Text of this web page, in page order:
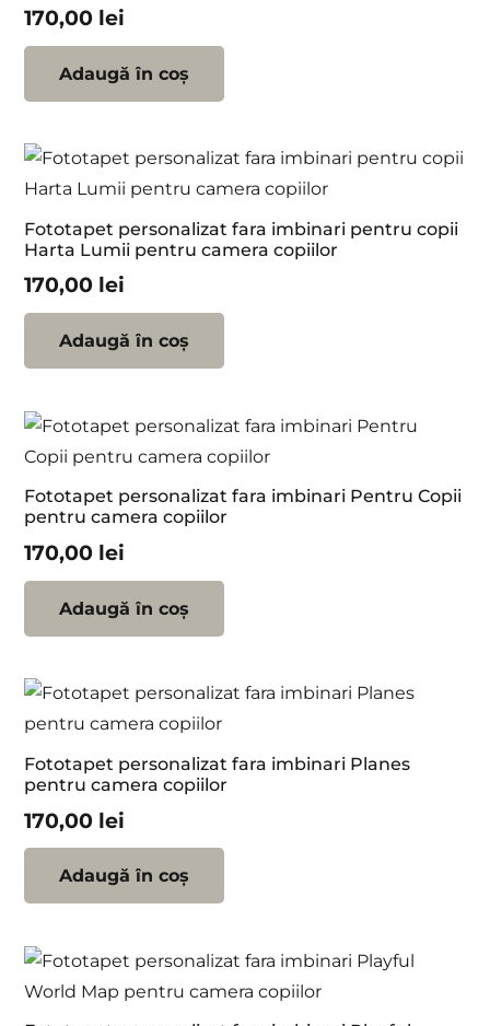
170,00 lei
Adaugă în coș
Fototapet personalizat fara imbinari pentru copii
Harta Lumii pentru camera copiilor
170,00 lei
Adaugă în coș
Fototapet personalizat fara imbinari Pentru Copii
pentru camera copiilor
170,00 lei
Adaugă în coș
Fototapet personalizat fara imbinari Planes
pentru camera copiilor
170,00 lei
Adaugă în coș